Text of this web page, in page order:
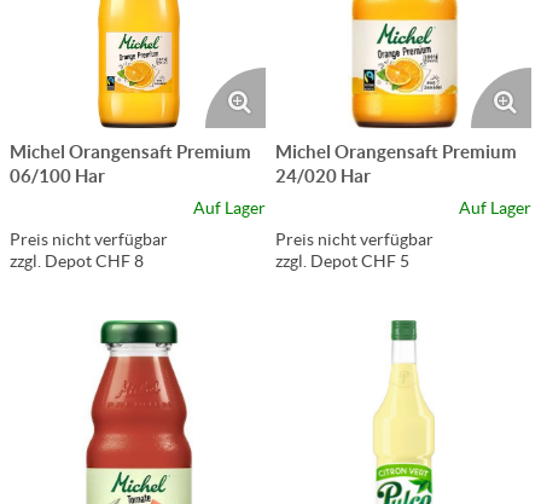
Michel Orangensaft Premium
06/100 Har
Auf Lager
Preis nicht verfügbar
zzgl. Depot CHF 8
Michel Orangensaft Premium
24/020 Har
Auf Lager
Preis nicht verfügbar
zzgl. Depot CHF 5